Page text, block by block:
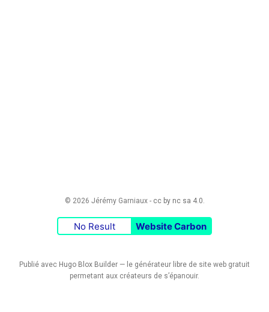
© 2026 Jérémy Garniaux - cc by nc sa 4.0.
No Result Website Carbon
Publié avec Hugo Blox Builder — le générateur libre de site web gratuit
permetant aux créateurs de s’épanouir.